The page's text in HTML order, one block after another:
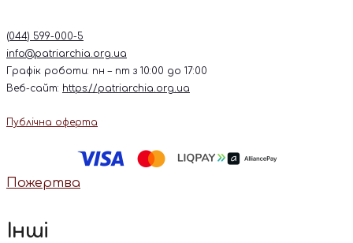
(044) 599-000-5
info@patriarchia.org.ua
Графік роботи: пн – пт з 10:00 до 17:00
Веб-сайт: https://patriarchia.org.ua
Публічна оферта
Пожертва
Інші